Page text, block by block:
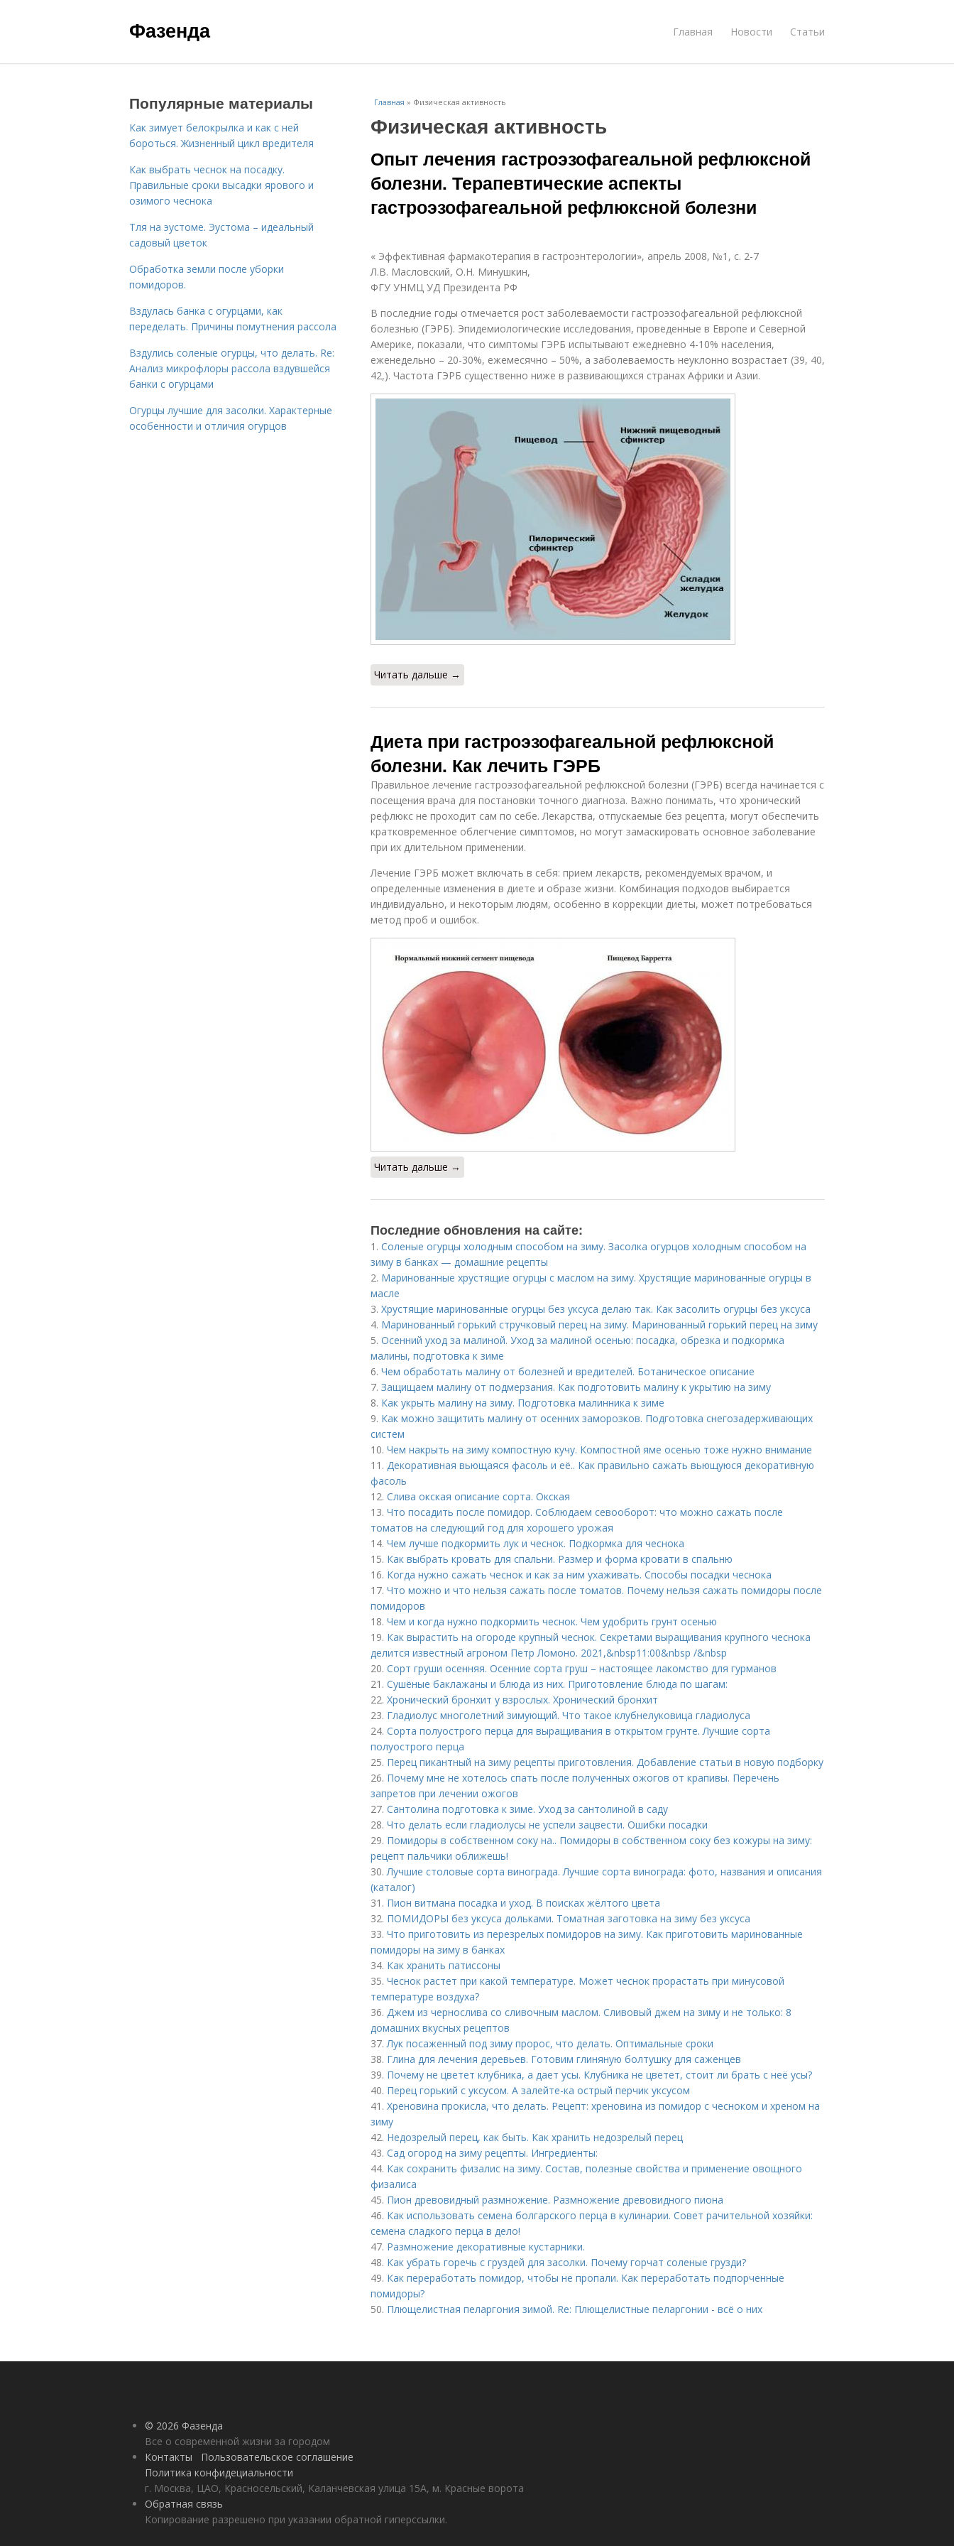
Фазенда Главная Новости Статьи
Главная » Физическая активность
Физическая активность
Опыт лечения гастроэзофагеальной рефлюксной
болезни. Терапевтические аспекты
гастроэзофагеальной рефлюксной болезни
« Эффективная фармакотерапия в гастроэнтерологии», апрель 2008, №1, с. 2-7
Л.В. Масловский, О.Н. Минушкин,
ФГУ УНМЦ УД Президента РФ
В последние годы отмечается рост заболеваемости гастроэзофагеальной рефлюксной
болезнью (ГЭРБ). Эпидемиологические исследования, проведенные в Европе и Северной
Америке, показали, что симптомы ГЭРБ испытывают ежедневно 4-10% населения,
еженедельно – 20-30%, ежемесячно – 50%, а заболеваемость неуклонно возрастает (39, 40,
42,). Частота ГЭРБ существенно ниже в развивающихся странах Африки и Азии.
Читать дальше →
Диета при гастроэзофагеальной рефлюксной
болезни. Как лечить ГЭРБ
Правильное лечение гастроэзофагеальной рефлюксной болезни (ГЭРБ) всегда начинается с
посещения врача для постановки точного диагноза. Важно понимать, что хронический
рефлюкс не проходит сам по себе. Лекарства, отпускаемые без рецепта, могут обеспечить
кратковременное облегчение симптомов, но могут замаскировать основное заболевание
при их длительном применении.
Лечение ГЭРБ может включать в себя: прием лекарств, рекомендуемых врачом, и
определенные изменения в диете и образе жизни. Комбинация подходов выбирается
индивидуально, и некоторым людям, особенно в коррекции диеты, может потребоваться
метод проб и ошибок.
Читать дальше →
Последние обновления на сайте:
1. Соленые огурцы холодным способом на зиму. Засолка огурцов холодным способом на
зиму в банках — домашние рецепты
2. Маринованные хрустящие огурцы с маслом на зиму. Хрустящие маринованные огурцы в
масле
3. Хрустящие маринованные огурцы без уксуса делаю так. Как засолить огурцы без уксуса
4. Маринованный горький стручковый перец на зиму. Маринованный горький перец на зиму
5. Осенний уход за малиной. Уход за малиной осенью: посадка, обрезка и подкормка
малины, подготовка к зиме
6. Чем обработать малину от болезней и вредителей. Ботаническое описание
7. Защищаем малину от подмерзания. Как подготовить малину к укрытию на зиму
8. Как укрыть малину на зиму. Подготовка малинника к зиме
9. Как можно защитить малину от осенних заморозков. Подготовка снегозадерживающих
систем
10. Чем накрыть на зиму компостную кучу. Компостной яме осенью тоже нужно внимание
11. Декоративная вьющаяся фасоль и её.. Как правильно сажать вьющуюся декоративную
фасоль
12. Слива окская описание сорта. Окская
13. Что посадить после помидор. Соблюдаем севооборот: что можно сажать после
томатов на следующий год для хорошего урожая
14. Чем лучше подкормить лук и чеснок. Подкормка для чеснока
15. Как выбрать кровать для спальни. Размер и форма кровати в спальню
16. Когда нужно сажать чеснок и как за ним ухаживать. Способы посадки чеснока
17. Что можно и что нельзя сажать после томатов. Почему нельзя сажать помидоры после
помидоров
18. Чем и когда нужно подкормить чеснок. Чем удобрить грунт осенью
19. Как вырастить на огороде крупный чеснок. Секретами выращивания крупного чеснока
делится известный агроном Петр Ломоно. 2021,&nbsp11:00&nbsp /&nbsp
20. Сорт груши осенняя. Осенние сорта груш – настоящее лакомство для гурманов
21. Сушёные баклажаны и блюда из них. Приготовление блюда по шагам:
22. Хронический бронхит у взрослых. Хронический бронхит
23. Гладиолус многолетний зимующий. Что такое клубнелуковица гладиолуса
24. Сорта полуострого перца для выращивания в открытом грунте. Лучшие сорта
полуострого перца
25. Перец пикантный на зиму рецепты приготовления. Добавление статьи в новую подборку
26. Почему мне не хотелось спать после полученных ожогов от крапивы. Перечень
запретов при лечении ожогов
27. Сантолина подготовка к зиме. Уход за сантолиной в саду
28. Что делать если гладиолусы не успели зацвести. Ошибки посадки
29. Помидоры в собственном соку на.. Помидоры в собственном соку без кожуры на зиму:
рецепт пальчики оближешь!
30.Лучшие столовые сорта винограда. Лучшие сорта винограда: фото, названия и описания
(каталог)
31. Пион витмана посадка и уход. В поисках жёлтого цвета
32. ПОМИДОРЫ без уксуса дольками. Томатная заготовка на зиму без уксуса
33. Что приготовить из перезрелых помидоров на зиму. Как приготовить маринованные
помидоры на зиму в банках
34. Как хранить патиссоны
35. Чеснок растет при какой температуре. Может чеснок прорастать при минусовой
температуре воздуха?
36. Джем из чернослива со сливочным маслом. Сливовый джем на зиму и не только: 8
домашних вкусных рецептов
37.Лук посаженный под зиму пророс, что делать. Оптимальные сроки
38. Глина для лечения деревьев. Готовим глиняную болтушку для саженцев
39. Почему не цветет клубника, а дает усы. Клубника не цветет, стоит ли брать с неё усы?
40. Перец горький с уксусом. А залейте-ка острый перчик уксусом
41. Хреновина прокисла, что делать. Рецепт: хреновина из помидор с чесноком и хреном на
зиму
42. Недозрелый перец, как быть. Как хранить недозрелый перец
43. Сад огород на зиму рецепты. Ингредиенты:
44. Как сохранить физалис на зиму. Состав, полезные свойства и применение овощного
физалиса
45. Пион древовидный размножение. Размножение древовидного пиона
46. Как использовать семена болгарского перца в кулинарии. Совет рачительной хозяйки:
семена сладкого перца в дело!
47. Размножение декоративные кустарники.
48. Как убрать горечь с груздей для засолки. Почему горчат соленые грузди?
49. Как переработать помидор, чтобы не пропали. Как переработать подпорченные
помидоры?
50. Плющелистная пеларгония зимой. Re: Плющелистные пеларгонии - всё о них
Популярные материалы
Как зимует белокрылка и как с ней
бороться. Жизненный цикл вредителя
Как выбрать чеснок на посадку.
Правильные сроки высадки ярового и
озимого чеснока
Тля на эустоме. Эустома – идеальный
садовый цветок
Обработка земли после уборки
помидоров.
Вздулась банка с огурцами, как
переделать. Причины помутнения рассола
Вздулись соленые огурцы, что делать. Re:
Анализ микрофлоры рассола вздувшейся
банки с огурцами
Огурцы лучшие для засолки. Характерные
особенности и отличия огурцов
© 2026 Фазенда
Все о современной жизни за городом
Контакты
Пользовательское соглашение
Политика конфидециальности
г. Москва, ЦАО, Красносельский, Каланчевская улица 15А, м. Красные ворота
Обратная связь
Копирование разрешено при указании обратной гиперссылки.